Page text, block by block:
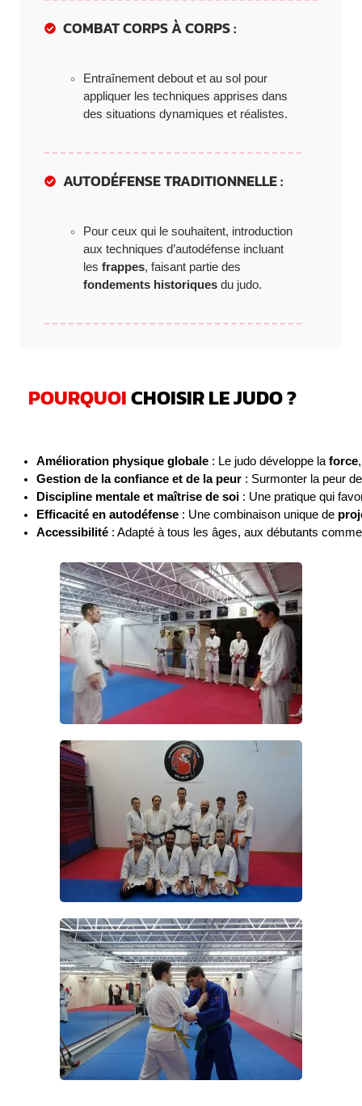
COMBAT CORPS À CORPS :
Entraînement debout et au sol pour
appliquer les techniques apprises dans
des situations dynamiques et réalistes.
AUTODÉFENSE TRADITIONNELLE :
Pour ceux qui le souhaitent, introduction
aux techniques d’autodéfense incluant
les frappes, faisant partie des
fondements historiques du judo.
POURQUOICHOISIR LE JUDO ?
Amélioration physique globale : Le judo développe la force
Gestion de la confiance et de la peur : Surmonter la peur
Discipline mentale et maîtrise de soi : Une pratique qui
Efficacité en autodéfense : Une combinaison unique de
Accessibilité : Adapté à tous les âges, aux débutants